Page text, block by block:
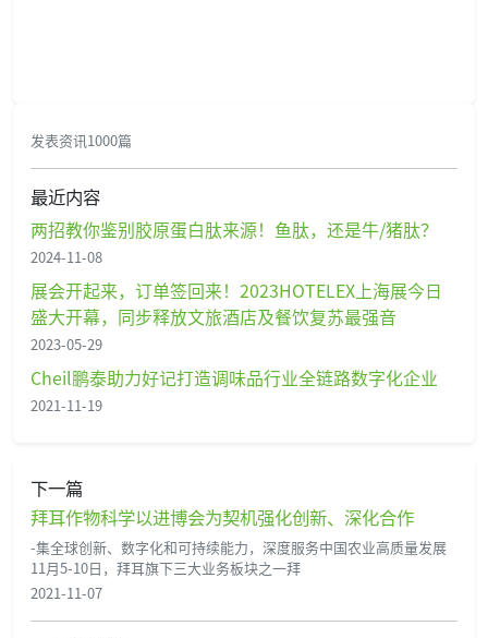
发表资讯1000篇
最近内容
两招教你鉴别胶原蛋白肽来源！鱼肽，还是牛/猪肽？
2024-11-08
展会开起来，订单签回来！2023HOTELEX上海展今日
盛大开幕，同步释放文旅酒店及餐饮复苏最强音
2023-05-29
Cheil鹏泰助力好记打造调味品行业全链路数字化企业
2021-11-19
下一篇
拜耳作物科学以进博会为契机强化创新、深化合作
-集全球创新、数字化和可持续能力，深度服务中国农业高质量发展
11月5-10日，拜耳旗下三大业务板块之一拜
2021-11-07